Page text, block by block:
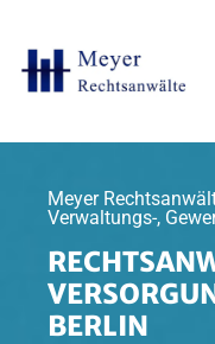
Meyer
Verwaltungs-,
BERLIN